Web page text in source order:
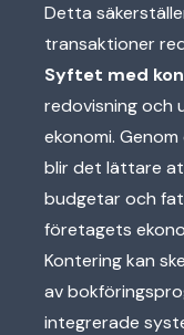
Detta
transaktioner
Syftet med
redovisning och
ekonomi.
blir det lättare
budgetar och
företagets
Kontering kan
av
integrerade